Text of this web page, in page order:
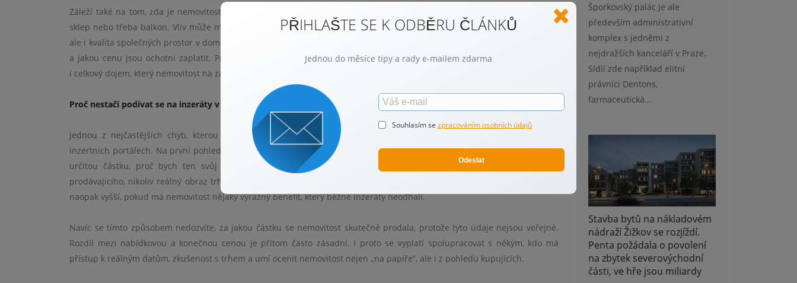
Záleží také na tom, zda je nemovitost po rekonstrukci, jaká je její energetická náročnost, zda má vlastní parkovací místo,
sklep nebo třeba balkon. Vliv může mít i samotná atmosféra místa, celkový pocit z prostoru, světelné podmínky, hlučnost,
ale i kvalita společných prostor v domě. Všechny tyto faktory ovlivňují, jakou hodnotu kupující v nemovitosti skutečně vidí –
a jakou cenu jsou ochotni zaplatit. Právě proto je při stanovení ceny důležité zohlednit nejen objektivní parametry, ale
i celkový dojem, který nemovitost na zákazníkovi zanechá.
Proč nestačí podívat se na inzeráty v okolí
Jednou z nejčastějších chyb, kterou lidé při prodeji nemovitosti dělají, je odhad ceny podle podobných nabídek na
inzertních portálech. Na první pohled se to může zdát jako logický postup – když se v sousedství prodává podobný byt za
určitou částku, proč bych ten svůj nemohl nabídnout za stejnou cenu? Jenže takto zjištěná hodnota je jen přání
prodávajícího, nikoliv reálný obraz trhu. Skutečná prodejní cena může být často o desítky, někdy i stovky tisíc nižší, nebo
naopak vyšší, pokud má nemovitost nějaký výrazný benefit, který běžné inzeráty neodhalí.
Navíc se tímto způsobem nedozvíte, za jakou částku se nemovitost skutečně prodala, protože tyto údaje nejsou veřejné.
Rozdíl mezi nabídkovou a konečnou cenou je přitom často zásadní. I proto se vyplatí spolupracovat s někým, kdo má
přístup k reálným datům, zkušenost s trhem a umí ocenit nemovitost nejen „na papíře“, ale i z pohledu kupujících.
Šporkovský palác je ale
především administrativní
komplex s jedněmi z
nejdražších kanceláří v Praze.
Sídlí zde například elitní
právníci Dentons,
farmaceutická...
Stavba bytů na nákladovém
nádraží Žižkov se rozjíždí.
Penta požádala o povolení
na zbytek severovýchodní
části, ve hře jsou miliardy
PŘIHLAŠTE SE K ODBĚRU ČLÁNKŮ
Jednou do měsíce tipy a rady e-mailem zdarma
Souhlasím se zpracováním osobních údajů
Odeslat